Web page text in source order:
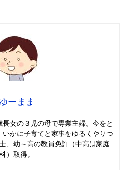
ゆーまま
長女の３児の母で専業主婦。今をと
いかに子育てと家事をゆるくやりつ
、幼～高の教員免許（中高は家庭
科）取得。